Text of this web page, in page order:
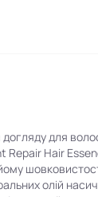
для
Repair Hair
олій